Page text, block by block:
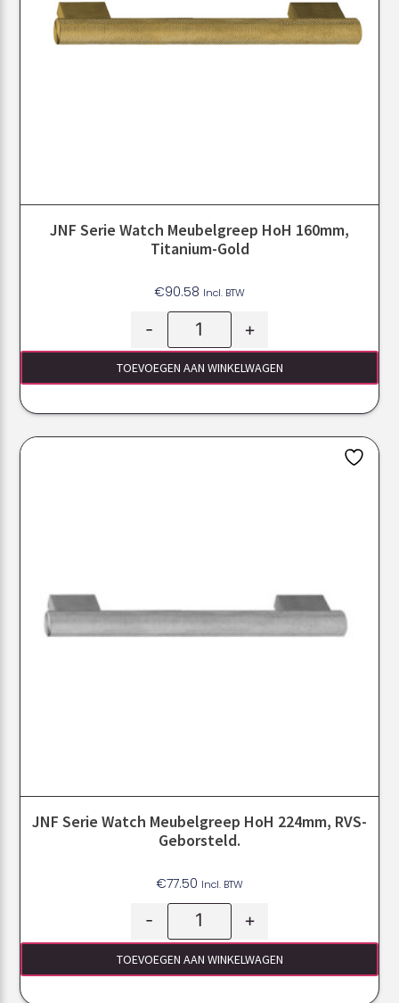
JNF Serie Watch Meubelgreep HoH 160mm,
Titanium-Gold
€90.58 Incl. BTW
- +
TOEVOEGEN AAN WINKELWAGEN
JNF Serie Watch Meubelgreep HoH 224mm, RVS-
Geborsteld.
€77.50 Incl. BTW
- +
TOEVOEGEN AAN WINKELWAGEN